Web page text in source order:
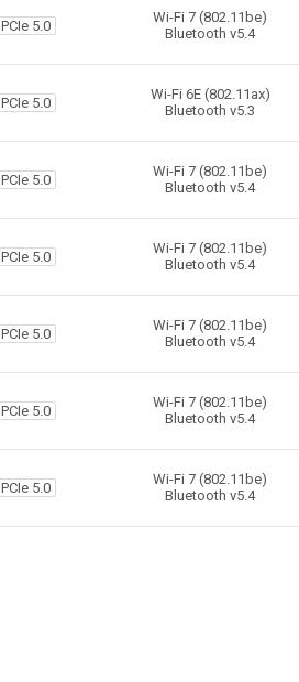
PCIe 5.0
Wi-Fi 7 (802.11be)
Bluetooth v5.4
PCIe 5.0
Wi-Fi 6E (802.11ax)
Bluetooth v5.3
PCIe 5.0
Wi-Fi 7 (802.11be)
Bluetooth v5.4
PCIe 5.0
Wi-Fi 7 (802.11be)
Bluetooth v5.4
PCIe 5.0
Wi-Fi 7 (802.11be)
Bluetooth v5.4
PCIe 5.0
Wi-Fi 7 (802.11be)
Bluetooth v5.4
PCIe 5.0
Wi-Fi 7 (802.11be)
Bluetooth v5.4